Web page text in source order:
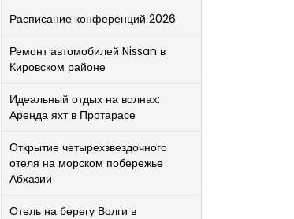
Расписание конференций 2026
Ремонт автомобилей Nissan в
Кировском районе
Идеальный отдых на волнах:
Аренда яхт в Протарасе
Открытие четырехзвездочного
отеля на морском побережье
Абхазии
Отель на берегу Волги в